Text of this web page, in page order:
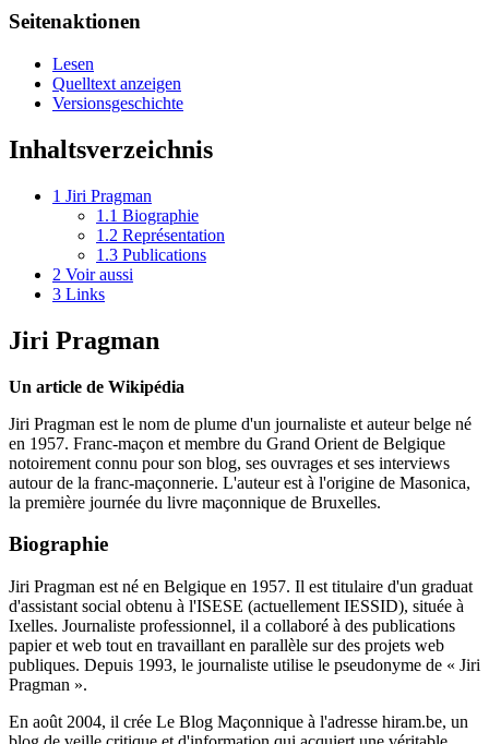
Seitenaktionen
Lesen
Quelltext anzeigen
Versionsgeschichte
Inhaltsverzeichnis
1 Jiri Pragman
1.1 Biographie
1.2 Représentation
1.3 Publications
2 Voir aussi
3 Links
Jiri Pragman
Un article de Wikipédia
Jiri Pragman est le nom de plume d'un journaliste et auteur belge né
en 1957. Franc-maçon et membre du Grand Orient de Belgique
notoirement connu pour son blog, ses ouvrages et ses interviews
autour de la franc-maçonnerie. L'auteur est à l'origine de Masonica,
la première journée du livre maçonnique de Bruxelles.
Biographie
Jiri Pragman est né en Belgique en 1957. Il est titulaire d'un graduat
d'assistant social obtenu à l'ISESE (actuellement IESSID), située à
Ixelles. Journaliste professionnel, il a collaboré à des publications
papier et web tout en travaillant en parallèle sur des projets web
publiques. Depuis 1993, le journaliste utilise le pseudonyme de « Jiri
Pragman ».
En août 2004, il crée Le Blog Maçonnique à l'adresse hiram.be, un